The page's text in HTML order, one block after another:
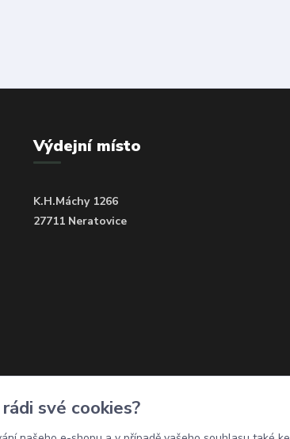
Výdejní místo
K.H.Máchy 1266
27711 Neratovice
své cookies?